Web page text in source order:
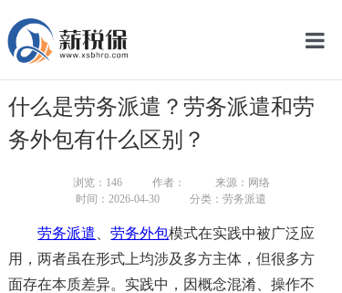
网
什么是劳务派遣？劳务派遣和劳
务外包有什么区别？
浏览： 146 作者：
来源：网络
时间：2026-04-30
分类：劳务派遣
劳务派遣 、劳务外包模式在实践中被广泛应
用，两者虽在形式上均涉及多方主体，但很多方
面存在本质差异。实践中，因概念混淆、操作不